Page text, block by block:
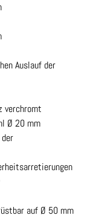
Auslauf der
verchromt
Ø 20 mm
auf Ø 50 mm